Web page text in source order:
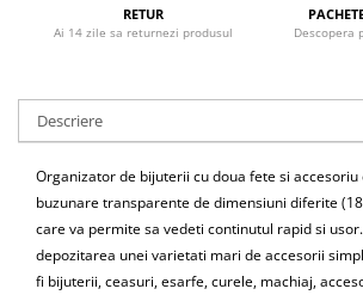
RETUR
Ai 14 zile sa returnezi produsul Descopera
Descriere
Organizator de bijuterii cu doua fete si accesoriu
buzunare transparente de dimensiuni diferite
care va permite sa vedeti continutul rapid si
depozitarea unei varietati mari de accesorii
fi bijuterii, ceasuri, esarfe, curele, machiaj,